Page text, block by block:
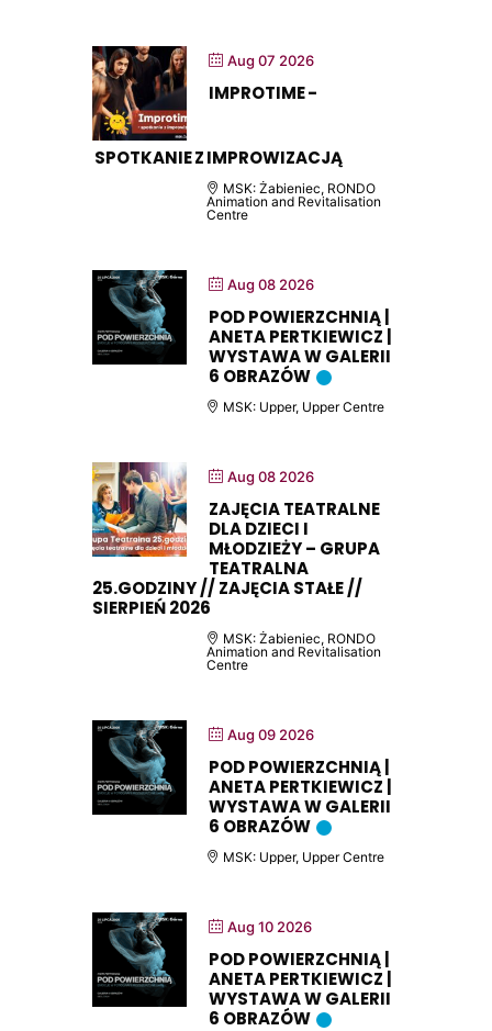
Aug 07 2026
IMPROTIME -
SPOTKANIE Z IMPROWIZACJĄ
MSK: Żabieniec, RONDO
Animation and Revitalisation
Centre
Aug 08 2026
POD POWIERZCHNIĄ |
ANETA PERTKIEWICZ |
WYSTAWA W GALERII
6 OBRAZÓW
MSK: Upper, Upper Centre
Aug 08 2026
ZAJĘCIA TEATRALNE
DLA DZIECI I
MŁODZIEŻY – GRUPA
TEATRALNA
25.GODZINY // ZAJĘCIA STAŁE //
SIERPIEŃ 2026
MSK: Żabieniec, RONDO
Animation and Revitalisation
Centre
Aug 09 2026
POD POWIERZCHNIĄ |
ANETA PERTKIEWICZ |
WYSTAWA W GALERII
6 OBRAZÓW
MSK: Upper, Upper Centre
Aug 10 2026
POD POWIERZCHNIĄ |
ANETA PERTKIEWICZ |
WYSTAWA W GALERII
6 OBRAZÓW